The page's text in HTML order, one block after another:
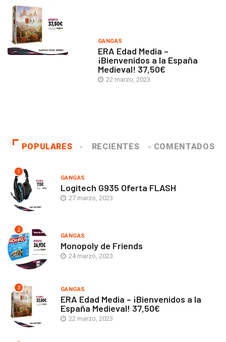
GANGAS
ERA Edad Media –
¡Bienvenidos a la España
Medieval! 37,50€
22 marzo, 2023
POPULARES RECIENTES COMENTADOS
1
GANGAS
Logitech G935 Oferta FLASH
27 marzo, 2023
2
GANGAS
Monopoly de Friends
24 marzo, 2023
3 GANGAS
ERA Edad Media – ¡Bienvenidos a la
España Medieval! 37,50€
22 marzo, 2023